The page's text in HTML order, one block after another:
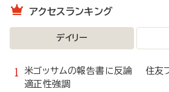
アクセスランキング
デイリー
米ゴッサムの報告書に反論 住友
適正性強調